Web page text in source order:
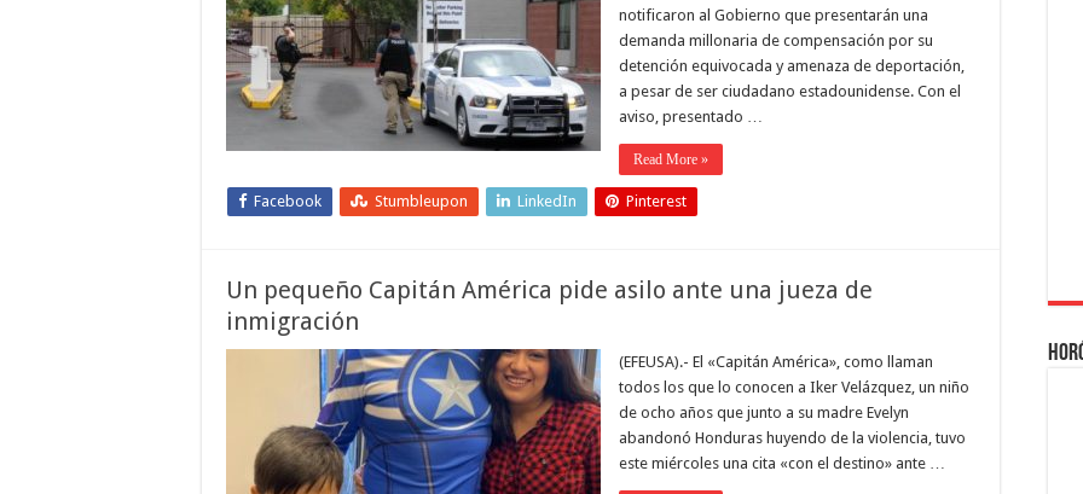
notificaron al Gobierno que presentarán una
demanda millonaria de compensación por su
detención equivocada y amenaza de deportación,
a pesar de ser ciudadano estadounidense. Con el
aviso, presentado …
Read More »
Facebook Stumbleupon LinkedIn Pinterest
Un pequeño Capitán América pide asilo ante una jueza de
inmigración
(EFEUSA).- El «Capitán América», como llaman
todos los que lo conocen a Iker Velázquez, un niño
de ocho años que junto a su madre Evelyn
abandonó Honduras huyendo de la violencia, tuvo
este miércoles una cita «con el destino» ante …